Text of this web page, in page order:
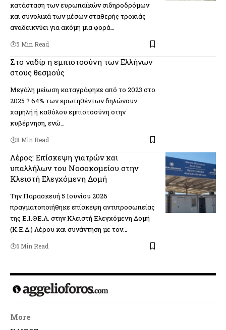
κατάσταση των ευρωπαϊκών σιδηροδρόμων
και συνολικά των μέσων σταθερής τροχιάς
αναδεικνύει για ακόμη μια φορά…
5 Min Read
Στο ναδίρ η εμπιστοσύνη των Ελλήνων
στους θεσμούς
Μεγάλη μείωση καταγράφηκε από το 2023 στο
2025 ? 64% των ερωτηθέντων δηλώνουν
χαμηλή ή καθόλου εμπιστοσύνη στην
κυβέρνηση, ενώ…
8 Min Read
Λέρος: Επίσκεψη γιατρών και
υπαλλήλων του Νοσοκομείου στην
Κλειστή Ελεγχόμενη Δομή
Την Παρασκευή 5 Ιουνίου 2026
πραγματοποιήθηκε επίσκεψη αντιπροσωπείας
της Ε.Ι.ΘΕ.Λ. στην Κλειστή Ελεγχόμενη Δομή
(Κ.Ε.Δ.) Λέρου και συνάντηση με τον…
6 Min Read
More